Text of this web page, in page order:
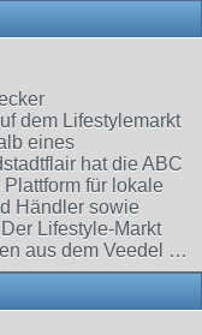
dem Lifestylemarkt
eines
hat die ABC
für lokale
Händler sowie
Lifestyle-Markt
aus dem Veedel …